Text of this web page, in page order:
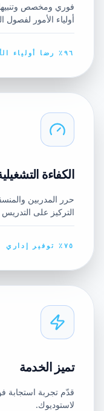
فوري ومخصص
أولياء الأمور لفصول
٩٦٪ رضا أولياء الأمور
الكفاءة
حرر المدربين
التركيز على التدريس
٧٥٪ توفير إداري
تميز الخدمة
قدّم تجربة استجابة
لاستوديوك.